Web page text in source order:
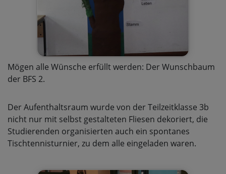
Mögen alle Wünsche erfüllt werden: Der Wunschbaum
der BFS 2.
Der Aufenthaltsraum wurde von der Teilzeitklasse 3b
nicht nur mit selbst gestalteten Fliesen dekoriert, die
Studierenden organisierten auch ein spontanes
Tischtennisturnier, zu dem alle eingeladen waren.